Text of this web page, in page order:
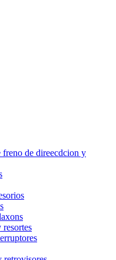
freno de direecdcion y
resortes